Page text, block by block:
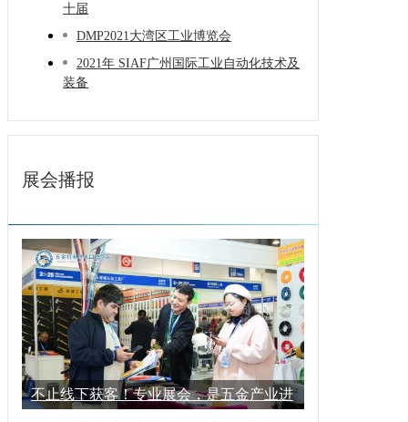
十届
DMP2021大湾区工业博览会
2021年 SIAF广州国际工业自动化技术及
装备
展会播报
不止线下获客！专业展会，是五金产业进